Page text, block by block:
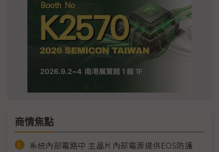
商情焦點
系統內部電路中 主晶片內部電源提供EOS防護